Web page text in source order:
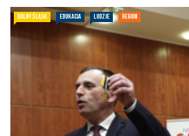
DOLNY ŚLĄSK EDUKACJA LUDZIE REGION